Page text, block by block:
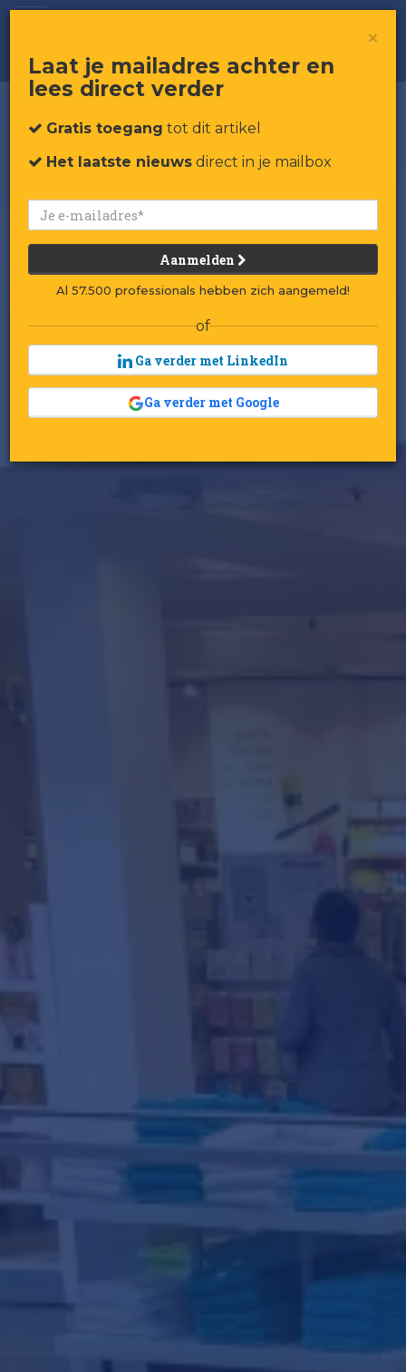
×
Laat je mailadres achter en
lees direct verder
Gratis toegang tot dit artikel
Het laatste nieuws direct in je mailbox
Aanmelden
Al 57.500 professionals hebben zich aangemeld!
of
Ga verder met LinkedIn
Ga verder met Google